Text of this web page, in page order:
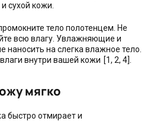
сухой кожи.
тело полотенцем. Не
всю влагу. Увлажняющие и
на слегка влажное тело.
внутри вашей кожи [1, 2, 4].
мягко
быстро отмирает и